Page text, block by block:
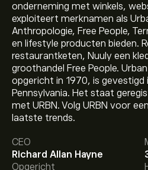
onderneming met winkels,
exploiteert merknamen als
Anthropologie, Free People,
en lifestyle producten bieden.
restaurantketen, Nuuly een
groothandel Free People.
opgericht in 1970, is gevestigd
Pennsylvania. Het staat
met URBN. Volg URBN voor
laatste trends.
CEO
Richard Allan Hayne
Opgericht
De huidige koers van URBN is
Het gemiddelde koersdoel